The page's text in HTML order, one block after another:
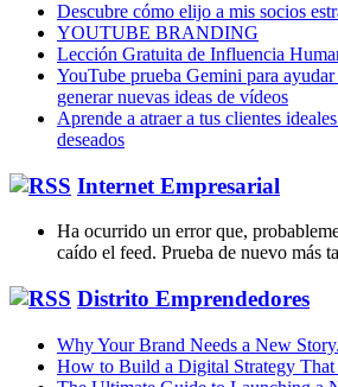
Descubre cómo elijo a mis socios
YOUTUBE BRANDING
Lección Gratuita de Influencia
YouTube prueba Gemini para ayudar
generar nuevas ideas de vídeos
Aprende a atraer a tus clientes
deseados
Internet Empresarial
Ha ocurrido un error que,
caído el feed. Prueba de nuevo más
Distrito Emprendedores
Why Your Brand Needs a New Story.
How to Build a Digital Strategy